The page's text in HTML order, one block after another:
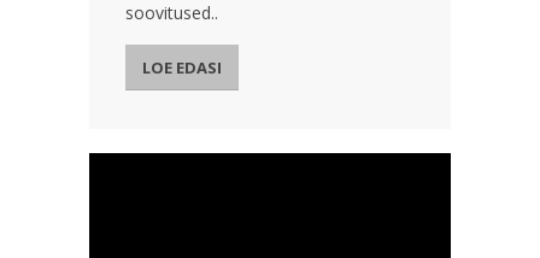
soovitused..
LOE EDASI